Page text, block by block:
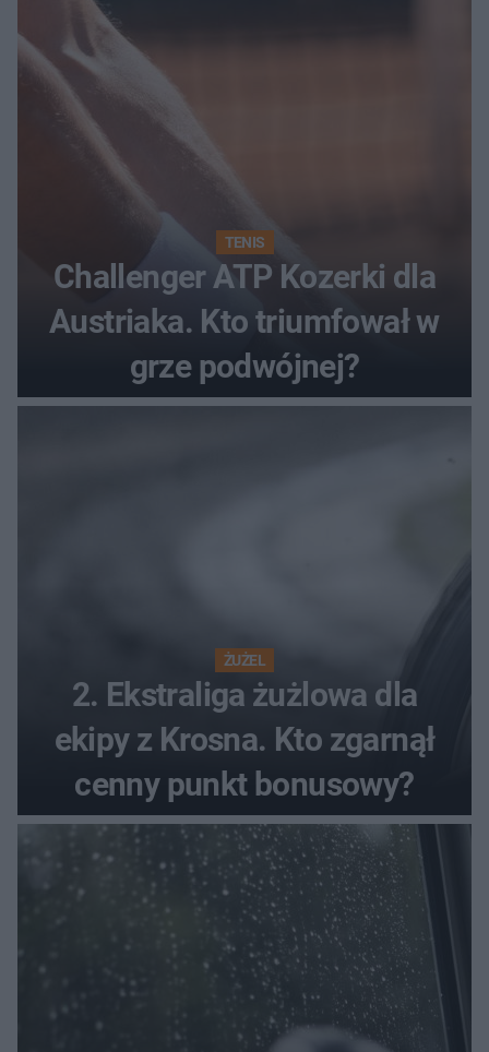
TENIS
Challenger ATP Kozerki dla
Austriaka. Kto triumfował w
grze podwójnej?
ŻUŻEL
2. Ekstraliga żużlowa dla
ekipy z Krosna. Kto zgarnął
cenny punkt bonusowy?